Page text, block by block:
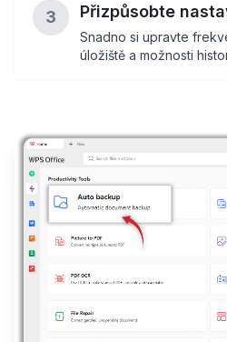
3 Přizpůsobte
Snadno si upravte
úložiště a možnosti